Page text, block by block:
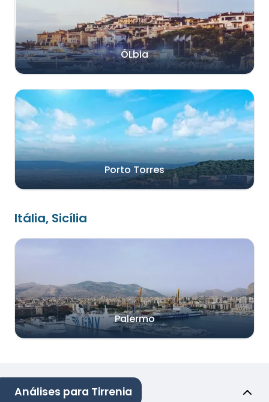
ÓLbia
Porto Torres
Itália, Sicília
Palermo
Análises para Tirrenia